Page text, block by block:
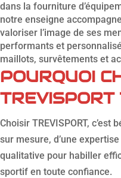
dans la fourniture
notre enseigne
valoriser l’image de ses
performants et
maillots, survêtements et
POURQUOI
TREVISPORT
Choisir TREVISPORT, c’est
sur mesure, d’une
qualitative pour habiller
sportif en toute confiance.